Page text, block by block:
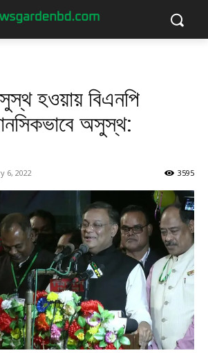
সুস্থ হওয়ায় বিএনপি
অসুস্থ:
6, 2022 3595